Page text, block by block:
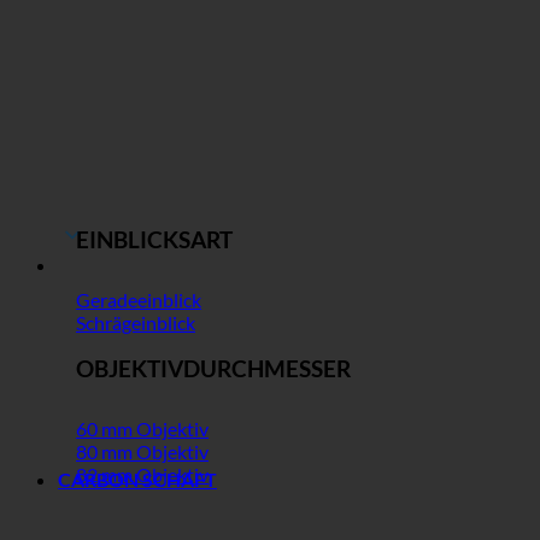
EINBLICKSART
Geradeeinblick
Schrägeinblick
OBJEKTIVDURCHMESSER
60 mm Objektiv
80 mm Objektiv
82 mm Objektiv
CARBON SCHAFT